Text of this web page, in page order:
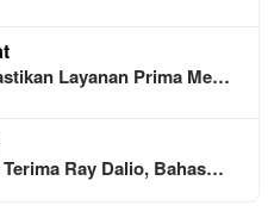
Layanan Prima Me…
Ray Dalio, Bahas…